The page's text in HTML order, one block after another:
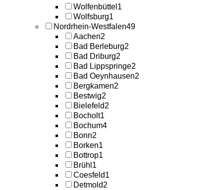
Wolfenbüttel 1
Wolfsburg1
Nordrhein-Westfalen49
Aachen2
Bad Berleburg2
Bad Driburg2
Bad Lippspringe2
Bad Oeynhausen2
Bergkamen2
Bestwig2
Bielefeld2
Bocholt1
Bochum4
Bonn2
Borken1
Bottrop1
Brühl 1
Coesfeld1
Detmold2